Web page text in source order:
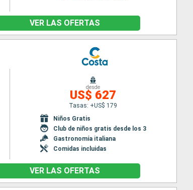
VER LAS OFERTAS
desde
US$ 627
Tasas: +US$ 179
Niños Gratis
Club de niños gratis desde los 3
Gastronomía italiana
Comidas incluidas
VER LAS OFERTAS